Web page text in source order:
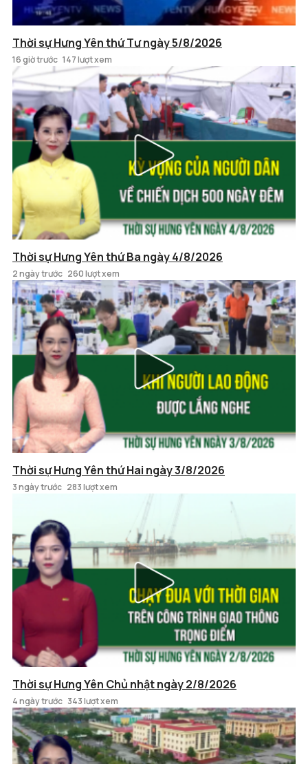
Thời sự Hưng Yên thứ Tư ngày 5/8/2026
16 giờ trước 147 lượt xem
Thời sự Hưng Yên thứ Ba ngày 4/8/2026
2 ngày trước 260 lượt xem
Thời sự Hưng Yên thứ Hai ngày 3/8/2026
3 ngày trước 283 lượt xem
Thời sự Hưng Yên Chủ nhật ngày 2/8/2026
4 ngày trước 343 lượt xem